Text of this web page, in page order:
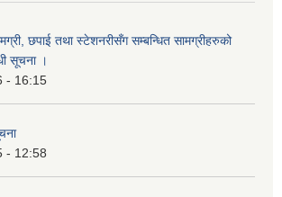
छपाई तथा स्टेशनरीसँग सम्बन्धित सामग्रीहरुको
सूचना ।
- 16:15
- 12:58